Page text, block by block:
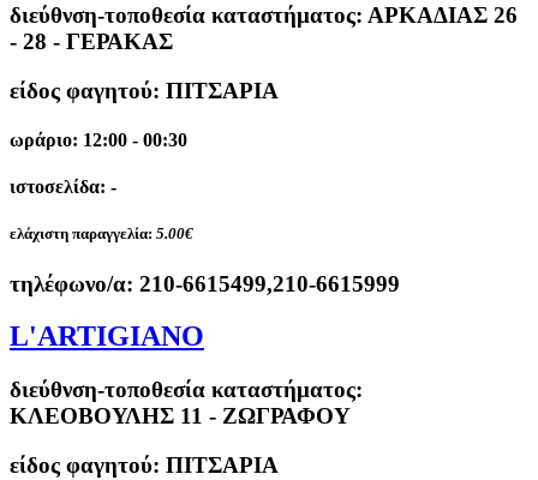
διεύθνση-τοποθεσία καταστήματος: ΑΡΚΑΔΙΑΣ 26
- 28 - ΓΕΡΑΚΑΣ
είδος φαγητού: ΠΙΤΣΑΡΙΑ
ωράριο: 12:00 - 00:30
ιστοσελίδα: -
ελάχιστη παραγγελία: 5.00€
τηλέφωνο/α: 210-6615499,210-6615999
L'ARTIGIANO
διεύθνση-τοποθεσία καταστήματος:
ΚΛΕΟΒΟΥΛΗΣ 11 - ΖΩΓΡΑΦΟΥ
είδος φαγητού: ΠΙΤΣΑΡΙΑ